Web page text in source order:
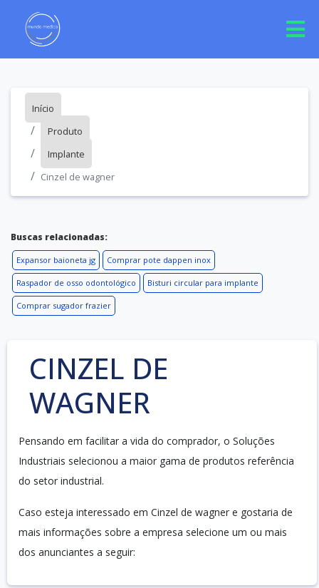
Início
Produto
Implante
Cinzel de wagner
Buscas relacionadas:
Expansor baioneta jg Comprar pote dappen inox
Raspador de osso odontológico Bisturi circular para implante
Comprar sugador frazier
CINZEL DE
WAGNER
Pensando em facilitar a vida do comprador, o Soluções
Industriais selecionou a maior gama de produtos referência
do setor industrial.
Caso esteja interessado em Cinzel de wagner e gostaria de
mais informações sobre a empresa selecione um ou mais
dos anunciantes a seguir: